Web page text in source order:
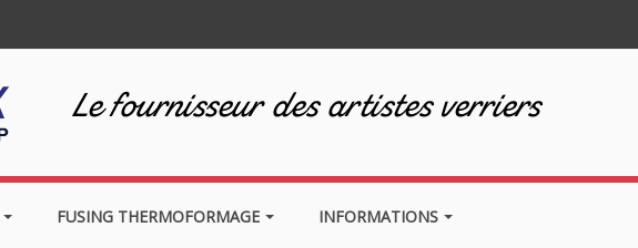
Le fournisseur des artistes verriers
FUSING THERMOFORMAGE INFORMATIONS